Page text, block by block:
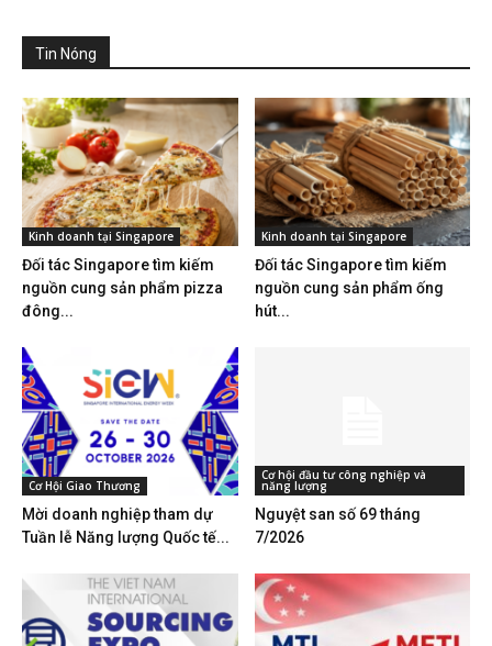
Tin Nóng
Kinh doanh tại Singapore
Đối tác Singapore tìm kiếm
nguồn cung sản phẩm pizza
đông...
Kinh doanh tại Singapore
Đối tác Singapore tìm kiếm
nguồn cung sản phẩm ống
hút...
Cơ Hội Giao Thương
Mời doanh nghiệp tham dự
Tuần lễ Năng lượng Quốc tế...
Cơ hội đầu tư công nghiệp và
năng lượng
Nguyệt san số 69 tháng
7/2026